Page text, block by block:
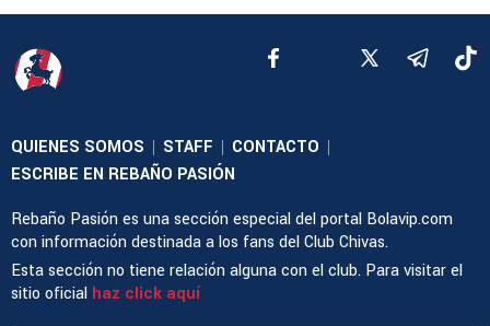
QUIENES SOMOS STAFF CONTACTO
ESCRIBE EN REBAÑO PASIÓN
Rebaño Pasión es una sección especial del portal Bolavip.com
con información destinada a los fans del Club Chivas.
Esta sección no tiene relación alguna con el club. Para visitar el
sitio oficial haz click aquí